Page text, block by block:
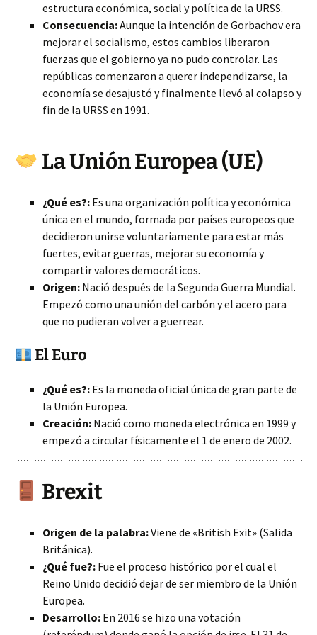
estructura económica, social y política de la URSS.
Consecuencia:Aunque la intención de Gorbachov era
mejorar el socialismo, estos cambios liberaron
fuerzas que el gobierno ya no pudo controlar. Las
repúblicas comenzaron a querer independizarse, la
economía se desajustó y finalmente llevó al colapso y
fin de la URSS en 1991.
La Unión Europea (UE)
¿Qué es?: Es una organización política y económica
única en el mundo, formada por países europeos que
decidieron unirse voluntariamente para estar más
fuertes, evitar guerras, mejorar su economía y
compartir valores democráticos.
Origen: Nació después de la Segunda Guerra Mundial.
Empezó como una unión del carbón y el acero para
que no pudieran volver a guerrear.
El Euro
¿Qué es?: Es la moneda oficial única de gran parte de
la Unión Europea.
Creación: Nació como moneda electrónica en 1999 y
empezó a circular físicamente el 1 de enero de 2002.
Brexit
Origen de la palabra:Viene de «British Exit» (Salida
Británica).
¿Qué fue?: Fue el proceso histórico por el cual el
Reino Unido decidió dejar de ser miembro de la Unión
Europea.
Desarrollo: En 2016 se hizo una votación